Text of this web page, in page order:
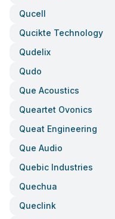
Qucell
Qucikte Technology
Qudelix
Qudo
Que Acoustics
Queartet Ovonics
Queat Engineering
Que Audio
Quebic Industries
Quechua
Queclink